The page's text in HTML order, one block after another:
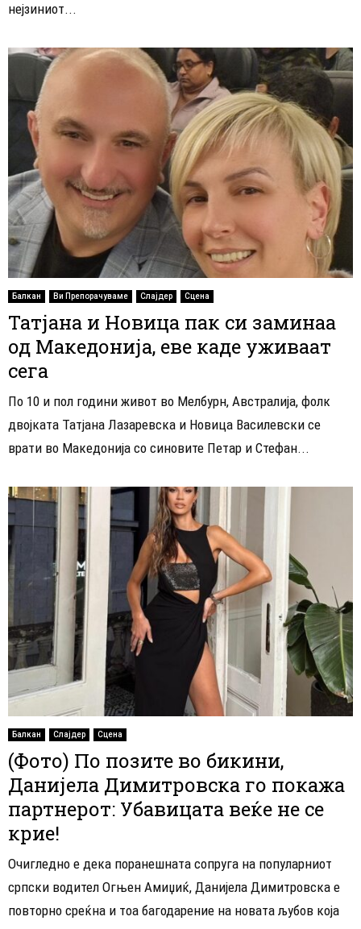
нејзиниот...
Балкан Ви Препорачуваме Слајдер Сцена
Татјана и Новица пак си заминаа
од Македонија, еве каде уживаат
сега
По 10 и пол години живот во Мелбурн, Австралија, фолк
двојката Татјана Лазаревска и Новица Василевски се
врати во Македонија со синовите Петар и Стефан...
Балкан Слајдер Сцена
(Фото) По позите во бикини,
Данијела Димитровска го покажа
партнерот: Убавицата веќе не се
крие!
Очигледно е дека поранешната сопруга на популарниот
српски водител Огњен Амиџиќ, Данијела Димитровска е
повторно среќна и тоа багодарение на новата љубов која